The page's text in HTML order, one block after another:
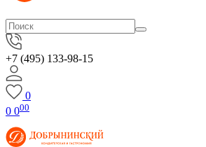
+7 (495) 133-98-15
0
0 000